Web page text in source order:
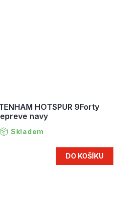
HOTSPUR 9Forty
navy
Skladem
DO KOŠÍKU